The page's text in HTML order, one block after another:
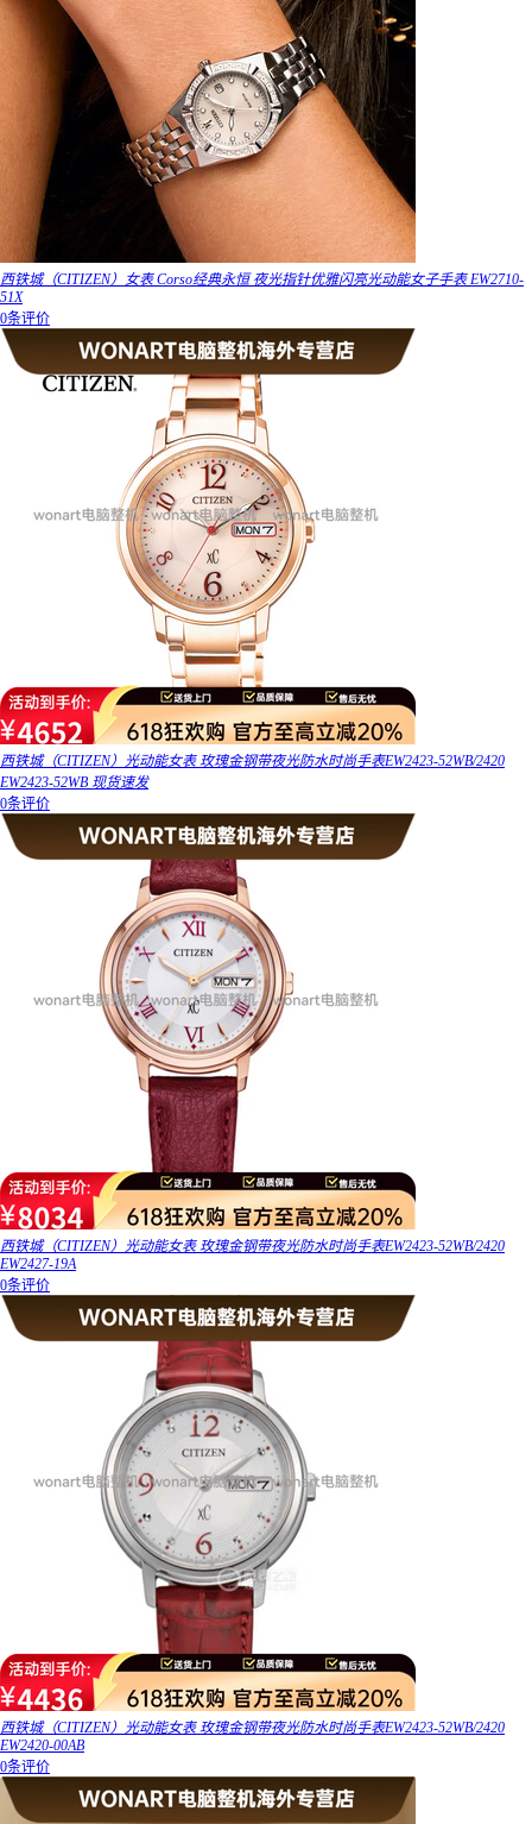
西铁城（CITIZEN）女表 Corso经典永恒 夜光指针优雅闪亮光动能女子手表 EW2710-
51X
0条评价
西铁城（CITIZEN）光动能女表 玫瑰金钢带夜光防水时尚手表EW2423-52WB/2420
EW2423-52WB 现货速发
0条评价
西铁城（CITIZEN）光动能女表 玫瑰金钢带夜光防水时尚手表EW2423-52WB/2420
EW2427-19A
0条评价
西铁城（CITIZEN）光动能女表 玫瑰金钢带夜光防水时尚手表EW2423-52WB/2420
EW2420-00AB
0条评价